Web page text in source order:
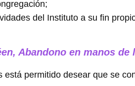
del Instituto a su fin
Abandono en manos de
está permitido desear que se